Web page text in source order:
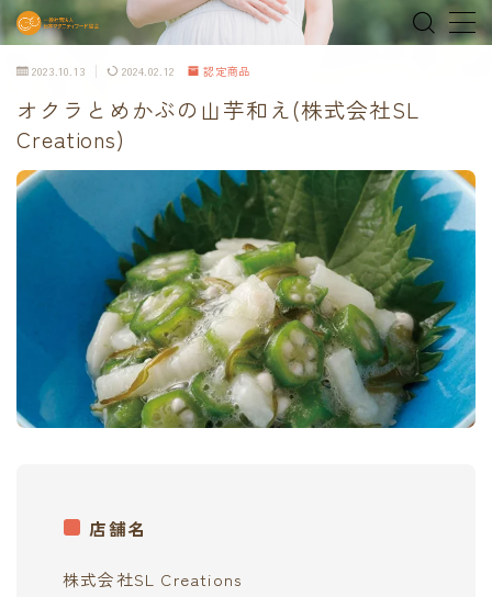
MENU
home
about
MEDIA & NEWS
オンラインショップ
Tokyo Family Marche 有明店
contact
2023.10.13 2024.02.12 認定商品
オクラとめかぶの山芋和え(株式会社SL
Creations)
店舗名
株式会社SL Creations